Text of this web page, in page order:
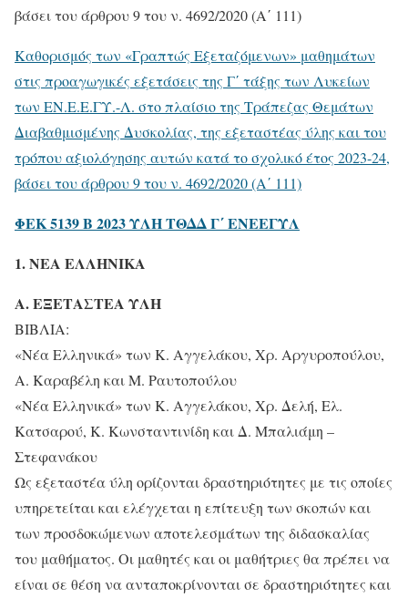
βάσει του άρθρου 9 του ν. 4692/2020 (Α΄ 111)
Καθορισμός των «Γραπτώς Εξεταζόμενων» μαθημάτων
στις προαγωγικές εξετάσεις της Γ΄ τάξης των Λυκείων
των ΕΝ.Ε.Ε.ΓΥ.-Λ. στο πλαίσιο της Τράπεζας Θεμάτων
Διαβαθμισμένης Δυσκολίας, της εξεταστέας ύλης και του
τρόπου αξιολόγησης αυτών κατά το σχολικό έτος 2023-24,
βάσει του άρθρου 9 του ν. 4692/2020 (Α΄ 111)
ΦΕΚ 5139 Β 2023 ΥΛΗ ΤΘΔΔ Γ΄ ΕΝΕΕΓΥΛ
1. ΝΕΑ ΕΛΛΗΝΙΚΑ
Α.ΕΞΕΤΑΣΤΕΑ ΥΛΗ
ΒΙΒΛΙΑ:
«Νέα Ελληνικά» των Κ. Αγγελάκου, Χρ. Αργυροπούλου,
Α. Καραβέλη και Μ. Ραυτοπούλου
«Νέα Ελληνικά» των Κ. Αγγελάκου, Χρ. Δελή, Ελ.
Κατσαρού, Κ. Κωνσταντινίδη και Δ. Μπαλιάμη –
Στεφανάκου
Ως εξεταστέα ύλη ορίζονται δραστηριότητες με τις οποίες
υπηρετείται και ελέγχεται η επίτευξη των σκοπών και
των προσδοκώμενων αποτελεσμάτων της διδασκαλίας
του μαθήματος. Οι μαθητές και οι μαθήτριες θα πρέπει να
είναι σε θέση να ανταποκρίνονται σε δραστηριότητες και